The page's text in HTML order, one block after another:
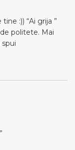
:)) “Ai grija ”
politete. Mai